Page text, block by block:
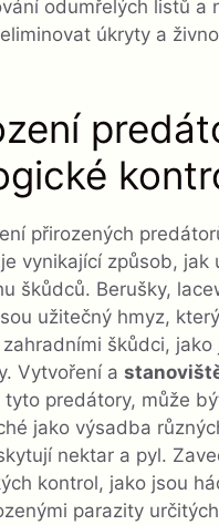
odumřelých listů a
úkryty a
přirozených
vynikající způsob, jak
škůdců. Berušky,
užitečný hmyz,
škůdci, jako
Vytvoření a
tyto predátory, může
jako výsadba
nektar a pyl.
kontrol, jako jsou
parazity